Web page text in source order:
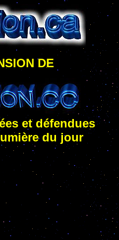
DE
et défendues
du jour